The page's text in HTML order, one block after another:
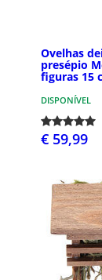
Ovelhas
presépio
figuras 15
DISPONÍVEL
€ 59,99